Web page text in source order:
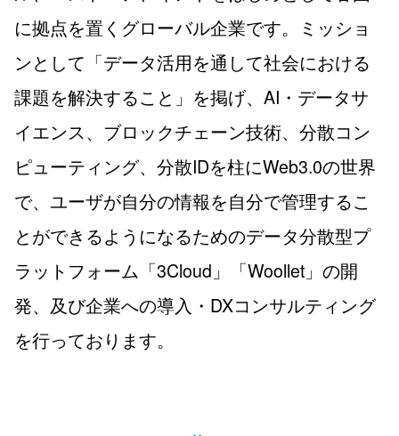
に拠点を置くグローバル企業です。ミッショ
ンとして「データ活用を通して社会における
課題を解決すること」を掲げ、AI・データサ
イエンス、ブロックチェーン技術、分散コン
ピューティング、分散IDを柱にWeb3.0の世界
で、ユーザが自分の情報を自分で管理するこ
とができるようになるためのデータ分散型プ
ラットフォーム「3Cloud」「Woollet」の開
発、及び企業への導入・DXコンサルティング
を行っております。